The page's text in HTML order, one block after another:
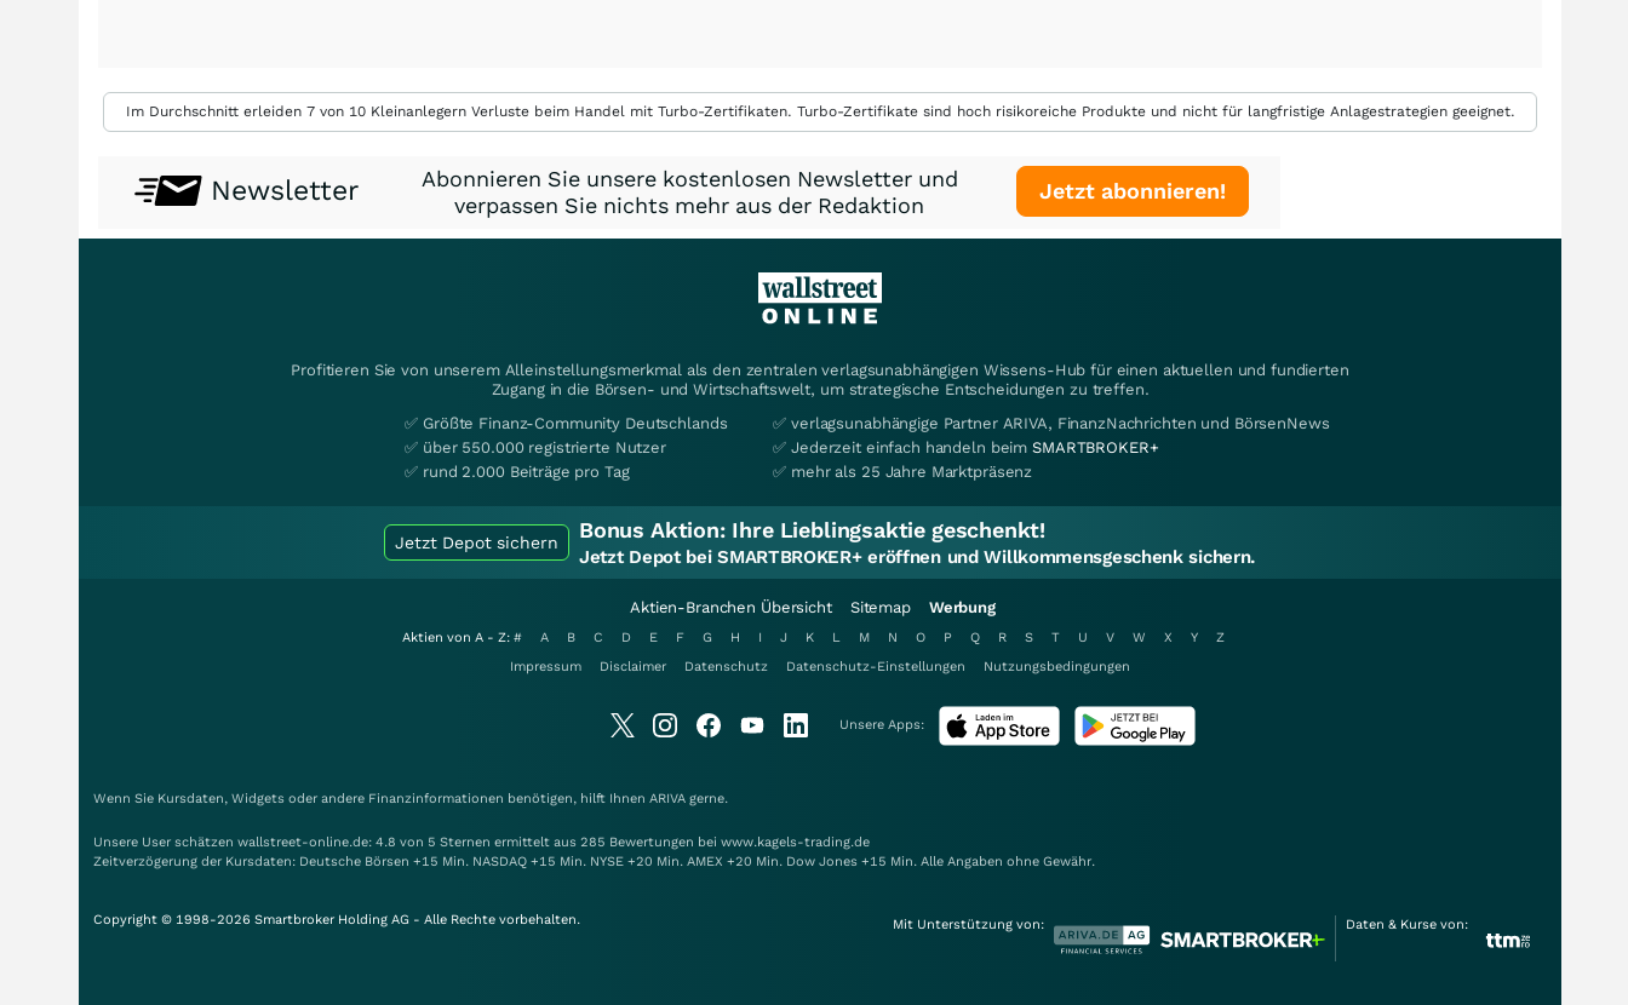
Im Durchschnitt erleiden 7 von 10 Kleinanlegern Verluste beim Handel mit Turbo-Zertifikaten. Turbo-Zertifikate sind hoch risikoreiche Produkte und nicht für langfristige Anlagestrategien geeignet.
Newsletter
Abonnieren Sie unsere kostenlosen Newsletter und
verpassen Sie nichts mehr aus der Redaktion
Jetzt abonnieren!
Profitieren Sie von unserem Alleinstellungsmerkmal als den zentralen verlagsunabhängigen Wissens-Hub für einen aktuellen und fundierten
Zugang in die Börsen- und Wirtschaftswelt, um strategische Entscheidungen zu treffen.
✅ Größte Finanz-Community Deutschlands
✅ über 550.000 registrierte Nutzer
✅ rund 2.000 Beiträge pro Tag
✅ verlagsunabhängige Partner ARIVA, FinanzNachrichten und BörsenNews
✅ Jederzeit einfach handeln beimSMARTBROKER+
✅ mehr als 25 Jahre Marktpräsenz
Jetzt Depot sichern Bonus Aktion: Ihre Lieblingsaktie geschenkt!
Jetzt Depot bei SMARTBROKER+ eröffnen und Willkommensgeschenk sichern.
Aktien-Branchen Übersicht Sitemap Werbung
Aktien von A - Z: # A B C D E F G H I J K L M N O P Q R S T U V W X Y
Z
Impressum
Disclaimer Datenschutz Datenschutz-Einstellungen Nutzungsbedingungen
Unsere Apps:
Wenn Sie Kursdaten, Widgets oder andere Finanzinformationen benötigen, hilft Ihnen ARIVA gerne.
Unsere User schätzen wallstreet-online.de: 4.8 von 5 Sternen ermittelt aus 285 Bewertungen bei www.kagels-trading.de
Zeitverzögerung der Kursdaten: Deutsche Börsen +15 Min. NASDAQ +15 Min. NYSE +20 Min. AMEX +20 Min. Dow Jones +15 Min. Alle Angaben ohne Gewähr.
Copyright © 1998-2026 Smartbroker Holding AG - Alle Rechte vorbehalten. Mit Unterstützung von: Daten & Kurse von: